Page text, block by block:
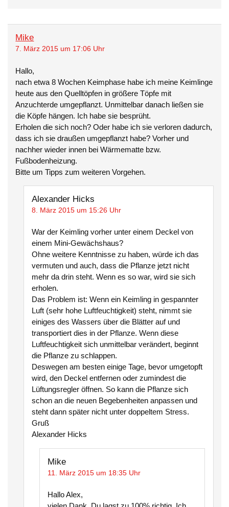
Mike
7. März 2015 um 17:06 Uhr
Hallo,
nach etwa 8 Wochen Keimphase habe ich meine Keimlinge
heute aus den Quelltöpfen in größere Töpfe mit
Anzuchterde umgepflanzt. Unmittelbar danach ließen sie
die Köpfe hängen. Ich habe sie besprüht.
Erholen die sich noch? Oder habe ich sie verloren dadurch,
dass ich sie draußen umgepflanzt habe? Vorher und
nachher wieder innen bei Wärmematte bzw.
Fußbodenheizung.
Bitte um Tipps zum weiteren Vorgehen.
Alexander Hicks
8. März 2015 um 15:26 Uhr
War der Keimling vorher unter einem Deckel von
einem Mini-Gewächshaus?
Ohne weitere Kenntnisse zu haben, würde ich das
vermuten und auch, dass die Pflanze jetzt nicht
mehr da drin steht. Wenn es so war, wird sie sich
erholen.
Das Problem ist: Wenn ein Keimling in gespannter
Luft (sehr hohe Luftfeuchtigkeit) steht, nimmt sie
einiges des Wassers über die Blätter auf und
transportiert dies in der Pflanze. Wenn diese
Luftfeuchtigkeit sich unmittelbar verändert, beginnt
die Pflanze zu schlappen.
Deswegen am besten einige Tage, bevor umgetopft
wird, den Deckel entfernen oder zumindest die
Lüftungsregler öffnen. So kann die Pflanze sich
schon an die neuen Begebenheiten anpassen und
steht dann später nicht unter doppeltem Stress.
Gruß
Alexander Hicks
Mike
11. März 2015 um 18:35 Uhr
Hallo Alex,